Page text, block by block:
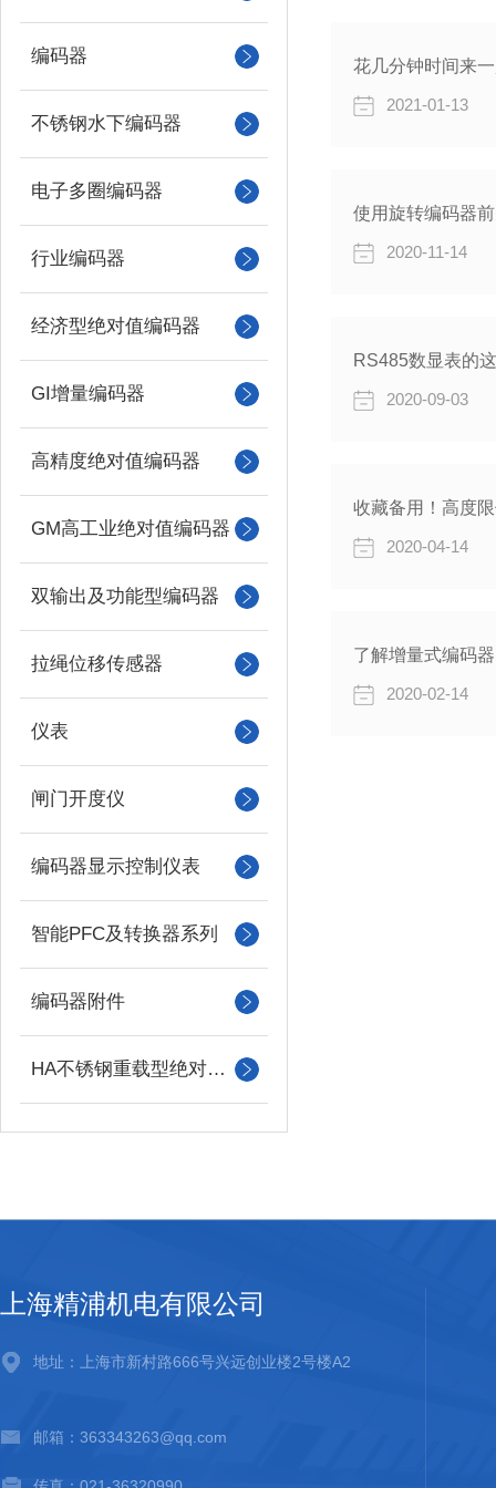
编码器
不锈钢水下编码器
电子多圈编码器
行业编码器
经济型绝对值编码器
GI增量编码器
高精度绝对值编码器
GM高工业绝对值编码器
双输出及功能型编码器
拉绳位移传感器
仪表
闸门开度仪
编码器显示控制仪表
智能PFC及转换器系列
编码器附件
HA不锈钢重载型绝对值编码器
花几分钟时间来
2021-01-13
使用旋转编码器
2020-11-14
RS485数显表的
2020-09-03
收藏备用！高度
2020-04-14
了解增量式编码
2020-02-14
上海精浦机电有限公司
地址：上海市新村路666号兴远创业楼2号楼A2
邮箱：363343263@qq.com